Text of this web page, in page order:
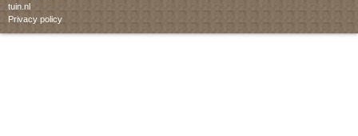
tuin.nl
Privacy policy